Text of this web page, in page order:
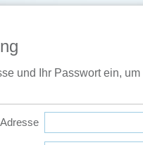
und Ihr Passwort ein,